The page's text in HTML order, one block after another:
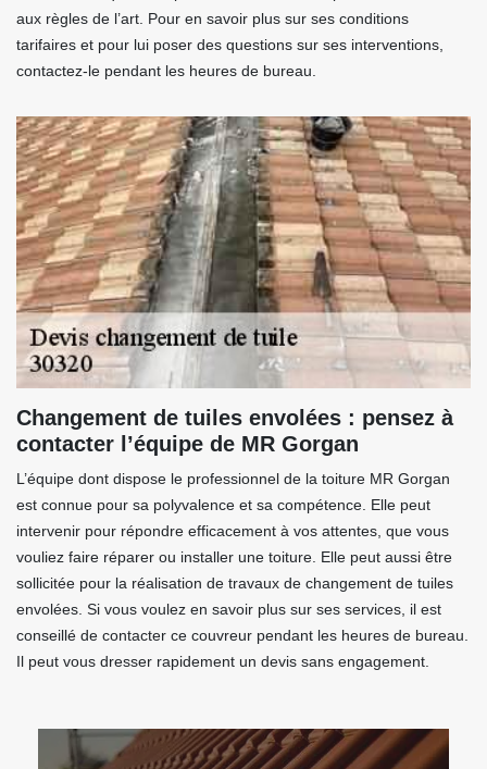
aux règles de l’art. Pour en savoir plus sur ses conditions
tarifaires et pour lui poser des questions sur ses interventions,
contactez-le pendant les heures de bureau.
Changement de tuiles envolées : pensez à
contacter l’équipe de MR Gorgan
L’équipe dont dispose le professionnel de la toiture MR Gorgan
est connue pour sa polyvalence et sa compétence. Elle peut
intervenir pour répondre efficacement à vos attentes, que vous
vouliez faire réparer ou installer une toiture. Elle peut aussi être
sollicitée pour la réalisation de travaux de changement de tuiles
envolées. Si vous voulez en savoir plus sur ses services, il est
conseillé de contacter ce couvreur pendant les heures de bureau.
Il peut vous dresser rapidement un devis sans engagement.